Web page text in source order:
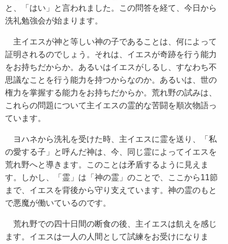
と、「はい」と言われました。この問答を経て、今日から
洗礼勉強会が始まります。
主イエスが神と等しい神の子であることは、何によって
証明されるのでしょう。それは、イエスが奇跡を行う能力
をお持ちだからか。あるいはイエスがしるし、すなわち不
思議なことを行う能力を持つからなのか。あるいは、世の
権力を掌握する能力をお持ちだからか。荒れ野の試みは、
これらの問題について主イエスの霊的な苦闘を順次物語っ
ています。
ヨハネから洗礼を受けた時、主イエスに霊を送り、「私
の愛する子」と呼んだ神は、今、同じ霊によってイエスを
荒れ野へと導きます。このことは矛盾するように見えま
す。しかし、「霊」は「神の霊」のことで、ここから11節
まで、イエスを背後から守り支えています。神の霊のもと
で悪魔が働いているのです。
荒れ野での四十日間の断食の後、主イエスは飢えを感じ
ます。イエスは一人の人間として試練をお受けになりま